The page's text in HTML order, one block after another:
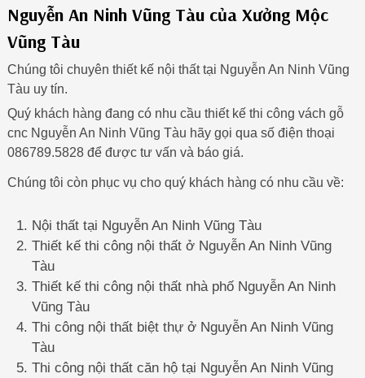
Nguyễn An Ninh Vũng Tàu của Xưởng Mộc
Vũng Tàu
Chúng tôi chuyên thiết kế nội thất tại Nguyễn An Ninh Vũng
Tàu uy tín.
Quý khách hàng đang có nhu cầu thiết kế thi công vách gỗ
cnc Nguyễn An Ninh Vũng Tàu hãy gọi qua số điện thoại
086789.5828 để được tư vấn và báo giá.
Chúng tôi còn phục vụ cho quý khách hàng có nhu cầu về:
Nội thất tại Nguyễn An Ninh Vũng Tàu
Thiết kế thi công nội thất ở Nguyễn An Ninh Vũng
Tàu
Thiết kế thi công nội thất nhà phố Nguyễn An Ninh
Vũng Tàu
Thi công nội thất biệt thự ở Nguyễn An Ninh Vũng
Tàu
Thi công nội thất căn hộ tại Nguyễn An Ninh Vũng